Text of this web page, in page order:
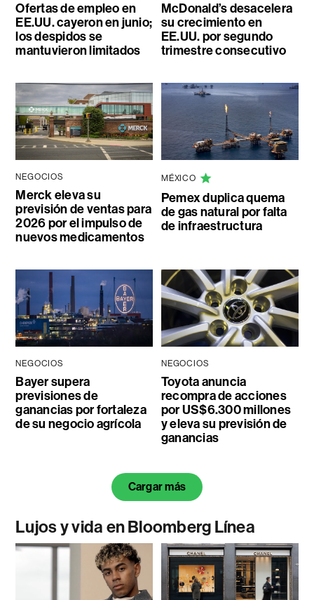
Ofertas de empleo en
EE.UU. cayeron en junio;
los despidos se
mantuvieron limitados
McDonald’s desacelera
su crecimiento en
EE.UU. por segundo
trimestre consecutivo
NEGOCIOS
Merck eleva su
previsión de ventas para
2026 por el impulso de
nuevos medicamentos
MÉXICO
Pemex duplica quema
de gas natural por falta
de infraestructura
NEGOCIOS
Bayer supera
previsiones de
ganancias por fortaleza
de su negocio agrícola
NEGOCIOS
Toyota anuncia
recompra de acciones
por US$6.300 millones
y eleva su previsión de
ganancias
Cargar más
Lujos y vida en Bloomberg Línea